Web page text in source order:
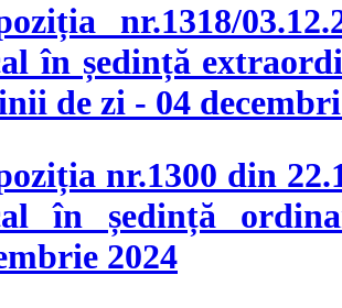
nr.1318/
în ședință
de zi - 04
nr.1300 din
în ședință
2024